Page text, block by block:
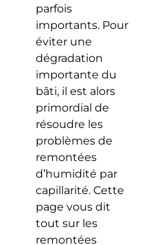
parfois
importants. Pour
éviter une
dégradation
importante du
bâti, il est alors
primordial de
résoudre les
problèmes de
remontées
d’humidité par
capillarité. Cette
page vous dit
tout sur les
remontées